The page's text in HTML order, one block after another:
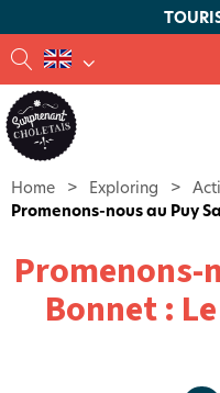
Home > Exploring >
Promenons-nous au Puy
Promenons-
Bonnet :